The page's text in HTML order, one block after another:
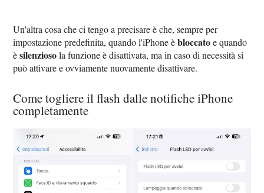
Un'altra cosa che ci tengo a precisare è che, sempre per
impostazione predefinita, quando l'iPhone èbloccatoe quando
èsilenziosola funzione è disattivata, ma in caso di necessità si
può attivare e ovviamente nuovamente disattivare.
Come togliere il flash dalle notifiche iPhone
completamente